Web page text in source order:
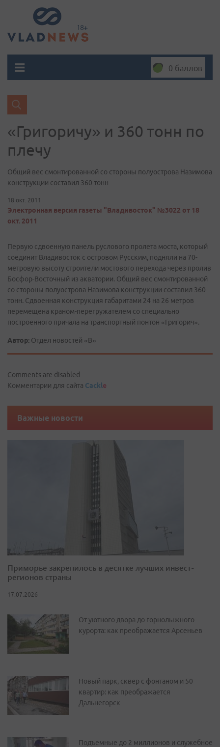
0 баллов
«Григоричу» и 360 тонн по
плечу
Общий вес смонтированной со стороны полуострова Назимова
конструкции составил 360 тонн
18 окт. 2011
Электронная версия газеты "Владивосток" №3022 от 18
окт. 2011
Первую сдвоенную панель руслового пролета моста, который
соединит Владивосток с островом Русским, подняли на 70-
метровую высоту строители мостового перехода через пролив
Босфор-Восточный из акватории. Общий вес смонтированной
со стороны полуострова Назимова конструкции составил 360
тонн. Сдвоенная конструкция габаритами 24 на 26 метров
перемещена краном-перегружателем со специально
построенного причала на транспортный понтон «Григорич».
Автор: Отдел новостей «В»
Comments are disabled
Комментарии для сайта Cackle
Важные новости
Приморье закрепилось в десятке лучших инвест-
регионов страны
17.07.2026
От уютного двора до горнолыжного
курорта: как преображается Арсеньев
Новый парк, сквер с фонтаном и 50
квартир: как преображается
Дальнегорск
Подъемные до 2 миллионов и служебное